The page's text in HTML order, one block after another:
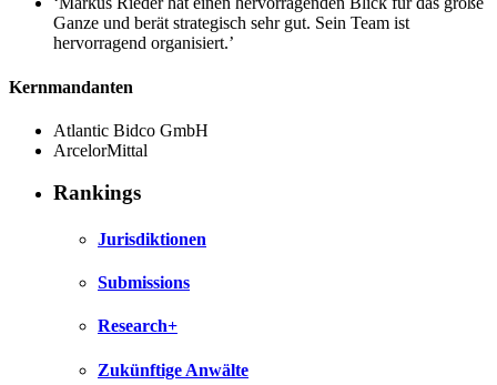
Ganze und berät strategisch sehr gut. Sein Team ist
hervorragend organisiert.’
Kernmandanten
Atlantic Bidco GmbH
ArcelorMittal
Rankings
Jurisdiktionen
Submissions
Research+
Zukünftige Anwälte